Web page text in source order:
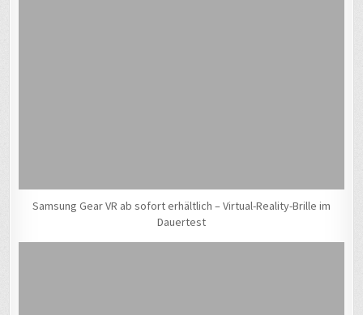
Samsung Gear VR ab sofort erhältlich – Virtual-Reality-Brille im
Dauertest